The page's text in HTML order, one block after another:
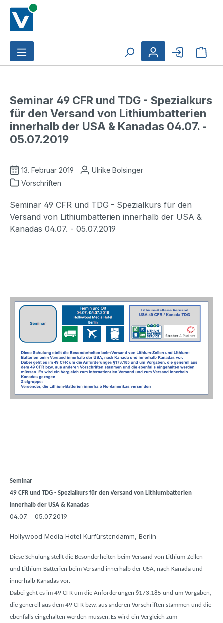
Zum Hauptinhalt springen
Seminar 49 CFR und TDG - Spezialkurs
für den Versand von Lithiumbatterien
innerhalb der USA & Kanadas 04.07. -
05.07.2019
13. Februar 2019
Ulrike Bolsinger
Vorschriften
Seminar 49 CFR und TDG - Spezialkurs für den
Versand von Lithiumbatterien innerhalb der USA &
Kanadas 04.07. - 05.07.2019
Seminar
49 CFR und TDG - Spezialkurs für den Versand von Lithiumbatterien
innerhalb der USA & Kanadas
04.07. - 05.07.2019
Hollywood Media Hotel Kurfürstendamm, Berlin
Diese Schulung stellt die Besonderheiten beim Versand von Lithium-Zellen
und Lithium-Batterien beim Versand innerhalb der USA, nach Kanada und
innerhalb Kanadas vor.
Dabei geht es im 49 CFR um die Anforderungen §173.185 und um Vorgaben,
die generell aus dem 49 CFR bzw. aus anderen Vorschriften stammen und die
ebenfalls eingehalten werden müssen. Es wird ein Vergleich zum